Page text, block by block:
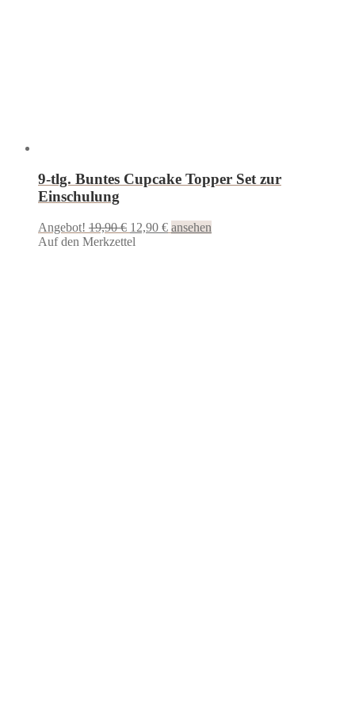
9-tlg. Buntes Cupcake Topper Set zur
Einschulung
Angebot! 19,90€ Ursprünglicher
Preis
12,90 €Aktueller
ansehen
Auf den Merkzettel